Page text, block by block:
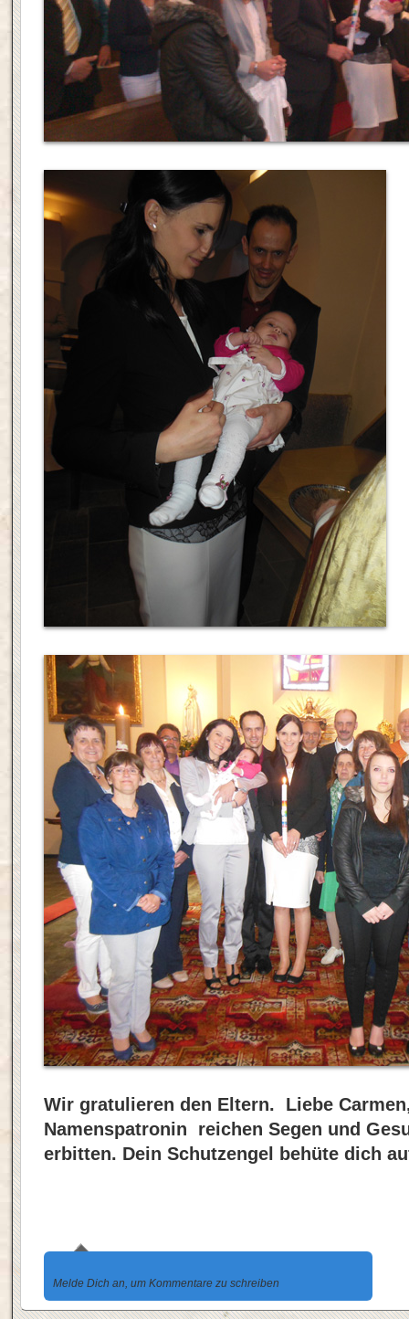
Wir gratulieren den Eltern. Liebe
Namenspatronin reichen Segen und
erbitten. Dein Schutzengel behüte dich
Melde Dich an, um Kommentare zu schreiben